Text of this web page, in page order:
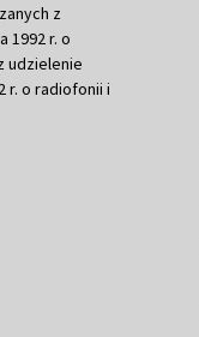
z
1992 r. o
udzielenie
r. o radiofonii i